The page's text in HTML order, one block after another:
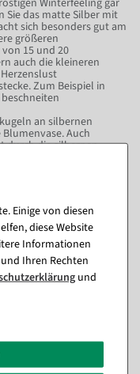
Sie das matte Silber mit
sich besonders gut am
größeren
15 und 20
auch die kleineren
Zum Beispiel in
an silbernen
Auch
durch die silbernen
matten
diese mit anderen
schlechthin ist die
Edelmetallfarben
von
im Freien erinnert
in Lila. Im Grunde
in Matt-Optik zu allem
und Rosa neutraler
Einkaufszentren
Einige von diesen
diese Website
Informationen
Ihren Rechten
und